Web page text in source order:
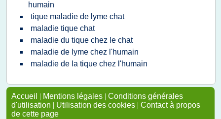
humain
tique maladie de lyme chat
maladie tique chat
maladie du tique chez le chat
maladie de lyme chez l'humain
maladie de la tique chez l'humain
Accueil | Mentions légales | Conditions générales
d'utilisation | Utilisation des cookies | Contact à propos
de cette page